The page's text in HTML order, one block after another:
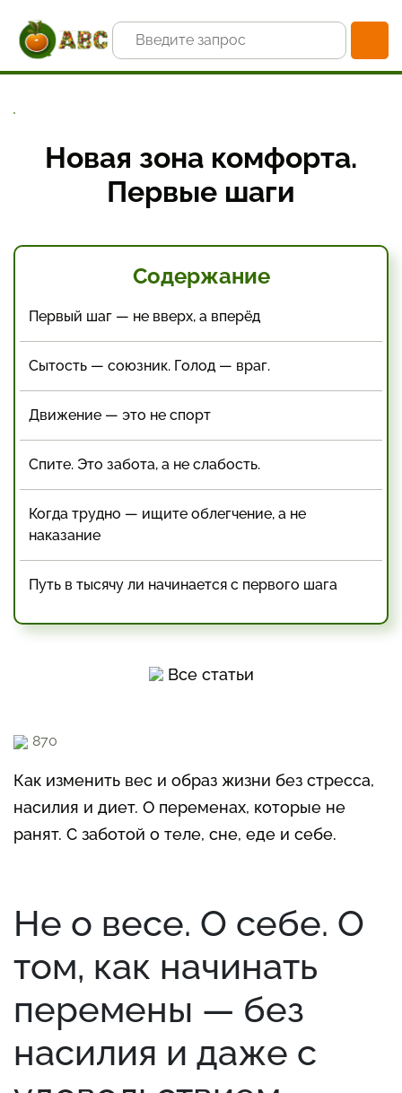
Главная
Статьи и новости
Ожирение и избыточный вес
Новая зона комфорта. Первые шаги
Новая зона комфорта.
Первые шаги
Содержание
Первый шаг — не вверх, а вперёд
Сытость — союзник. Голод — враг.
Движение — это не спорт
Спите. Это забота, а не слабость.
Когда трудно — ищите облегчение, а не
наказание
Путь в тысячу ли начинается с первого шага
Все статьи
870
Как изменить вес и образ жизни без стресса,
насилия и диет. О переменах, которые не
ранят. С заботой о теле, сне, еде и себе.
Не о весе. О себе. О
том, как начинать
перемены — без
насилия и даже с